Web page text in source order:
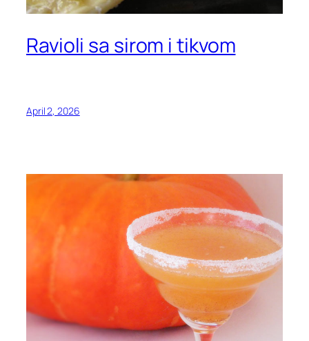
Ravioli sa sirom i tikvom
April 2, 2026